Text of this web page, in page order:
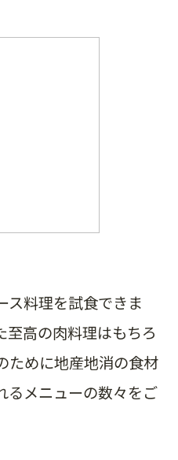
料理を試食できま
至高の肉料理はもちろ
ために地産地消の食材
るメニューの数々をご